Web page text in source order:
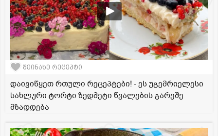
შეინახე რეცეპტი
დაივიწყეთ რთული რეცეპტები! - ეს უგემრიელესი
სახლური ტორტი ზედმეტი წვალების გარეშე
მზადდება